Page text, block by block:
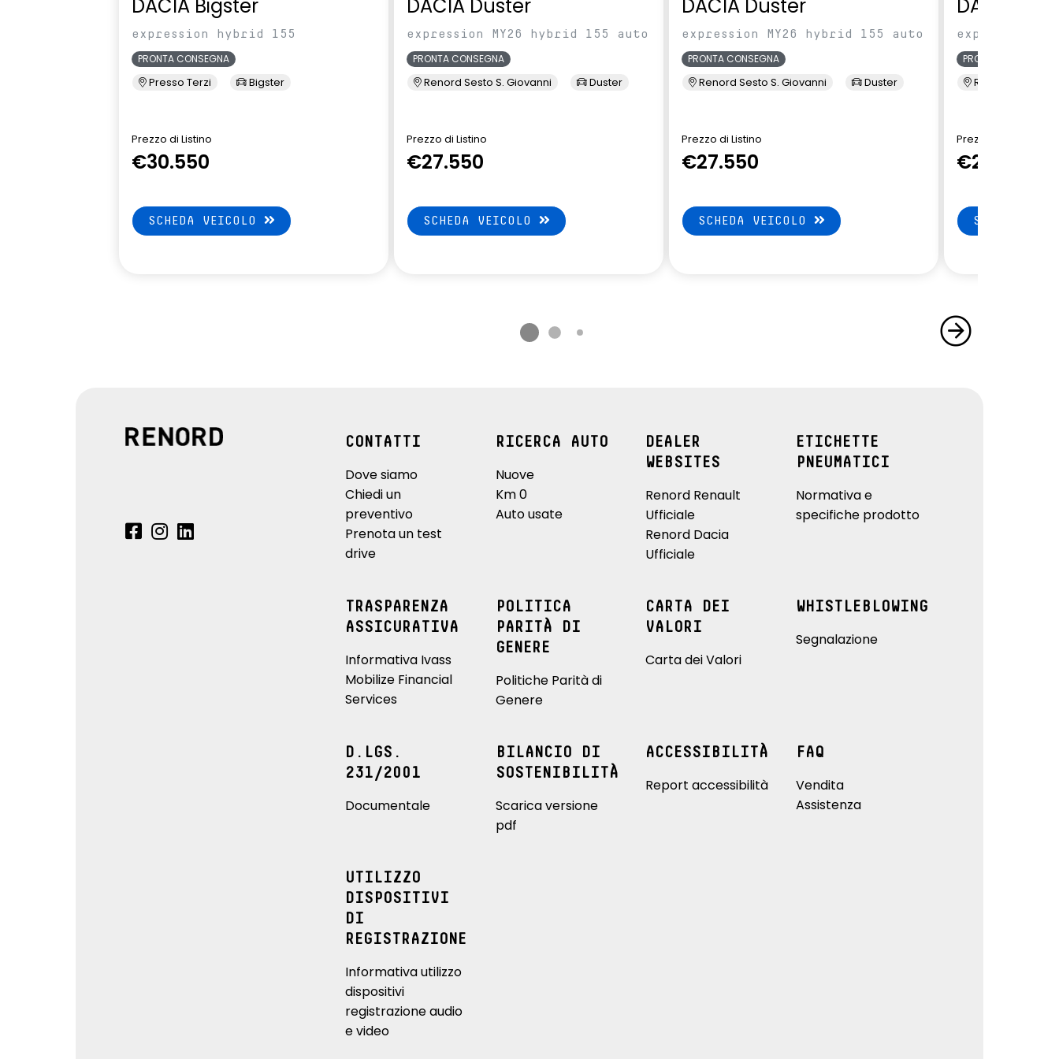
Vetri posteriori e lunotto scuri
profondita'
per ISA
DACIA Bigster
expression hybrid 155
PRONTA CONSEGNA
Presso Terzi Bigster
Prezzo di Listino
€30.550
SCHEDA VEICOLO
DACIA Duster
expression MY26 hybrid 155 auto
PRONTA CONSEGNA
Renord Sesto S. Giovanni Duster
Prezzo di Listino
€27.550
SCHEDA VEICOLO
DACIA Duster
expression MY26 hybrid 155 auto
PRONTA CONSEGNA
Renord Sesto S. Giovanni Duster
Prezzo di Listino
€27.550
SCHEDA VEICOLO
DACIA
expression
PRONTA CONSEGNA
Renord Sesto S.
Prezzo di Listino
€27.550
SCHEDA
CONTATTI
Dove siamo
Chiedi un
preventivo
Prenota un test
drive
RICERCA AUTO
Nuove
Km 0
Auto usate
DEALER
WEBSITES
Renord Renault
Ufficiale
Renord Dacia
Ufficiale
ETICHETTE
PNEUMATICI
Normativa e
specifiche prodotto
TRASPARENZA
ASSICURATIVA
Informativa Ivass
Mobilize Financial
Services
POLITICA
PARITÀ DI
GENERE
Politiche Parità di
Genere
CARTA DEI
VALORI
Carta dei Valori
WHISTLEBLOWING
Segnalazione
D.LGS.
231/2001
Documentale
BILANCIO DI
SOSTENIBILITÀ
Scarica versione
pdf
ACCESSIBILITÀ
Report accessibilità
FAQ
Vendita
Assistenza
UTILIZZO
DISPOSITIVI
DI
REGISTRAZIONE
Informativa utilizzo
dispositivi
registrazione audio
e video